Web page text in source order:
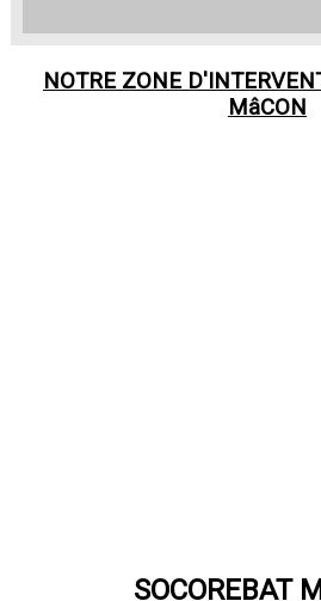
NOTRE ZONE
MâCON
SOCOREBAT